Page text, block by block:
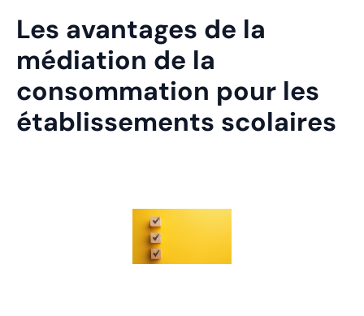
Les avantages de la
médiation de la
consommation pour les
établissements scolaires